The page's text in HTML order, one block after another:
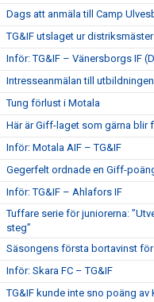
Dags att anmäla till Camp
TG&IF utslaget ur
Inför: TG&IF – Vänersborgs IF
Intresseanmälan till utbildningen
Tung förlust i Motala
Här är Giff-laget som gärna blir
Inför: Motala AIF – TG&IF
Gegerfelt ordnade en Giff-
Inför: TG&IF – Ahlafors IF
Tuffare serie för juniorerna:
steg”
Säsongens första bortavinst för
Inför: Skara FC – TG&IF
TG&IF kunde inte sno poäng av